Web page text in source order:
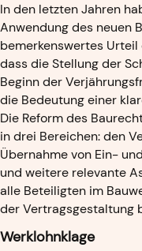
In den letzten Jahren
Anwendung des neuen
bemerkenswertes
dass die Stellung der
Beginn der
die Bedeutung einer
Die Reform des
in drei Bereichen: den
Übernahme von Ein-
und weitere relevante
alle Beteiligten im
der Vertragsgestaltung
Werklohnklage